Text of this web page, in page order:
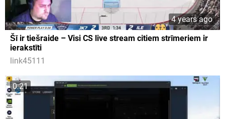
4 years ago
Šī ir tiešraide – Visi CS live stream citiem strīmeriem ir
ierakstīti
link45111
0:21